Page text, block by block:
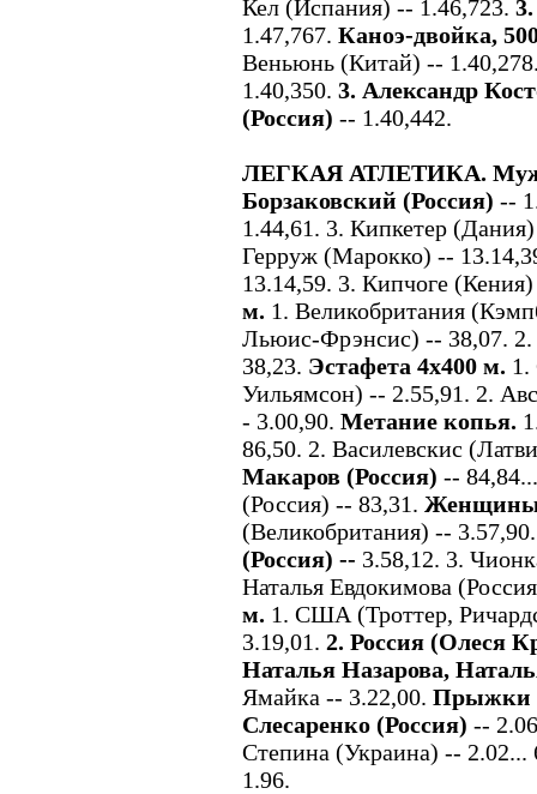
Кел (Испания) -- 1.46,723.
1.47,767. Каноэ-двойка,
Веньюнь (Китай) --
1.40,350. 3. Александр
(Россия) -- 1.40,442.
ЛЕГКАЯ АТЛЕТИКА.
Борзаковский (Россия) --
1.44,61. 3. Кипкетер
Герруж (Марокко) --
13.14,59. 3. Кипчоге
м. 1. Великобритания
Льюис-Фрэнсис) -- 38,07.
38,23. Эстафета 4х400 м.
Уильямсон) -- 2.55,91. 2.
- 3.00,90. Метание копья.
86,50. 2. Василевскис
Макаров (Россия) --
(Россия) -- 83,31.
(Великобритания) --
(Россия) -- 3.58,12. 3.
Наталья Евдокимова
м. 1. США (Троттер,
3.19,01. 2. Россия (Олеся
Наталья Назарова,
Ямайка -- 3.22,00. Прыжки
Слесаренко (Россия) --
Степина (Украина) --
1.96.